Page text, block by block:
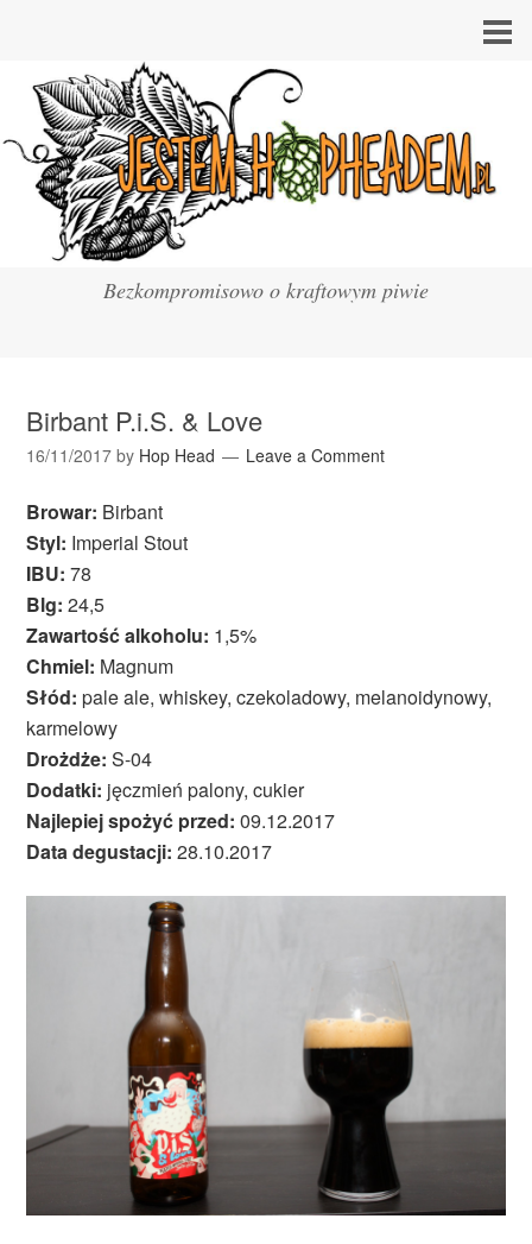
Bezkompromisowo o kraftowym piwie
Birbant P.i.S. & Love
16/11/2017 by Hop Head Leave a Comment
Browar: Birbant
Styl: Imperial Stout
IBU: 78
Blg: 24,5
Zawartość alkoholu: 1,5%
Chmiel: Magnum
Słód: pale ale, whiskey, czekoladowy, melanoidynowy,
karmelowy
Drożdże: S-04
Dodatki: jęczmień palony, cukier
Najlepiej spożyć przed: 09.12.2017
Data degustacji: 28.10.2017